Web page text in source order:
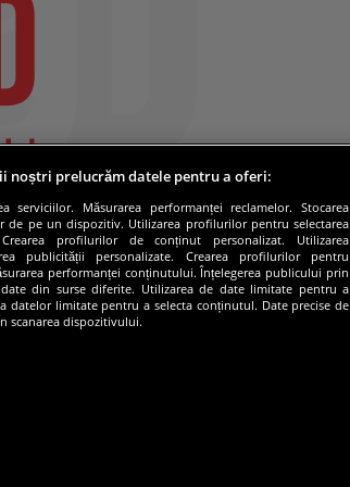
noștri prelucrăm datele pentru a oferi:
serviciilor. Măsurarea performanței reclamelor. Stocarea
de pe un dispozitiv. Utilizarea profilurilor pentru selectarea
profilurilor de conținut personalizat. Utilizarea
publicității personalizate. Crearea profilurilor pentru
performanței conținutului. Înțelegerea publicului prin
din surse diferite. Utilizarea de date limitate pentru a
datelor limitate pentru a selecta conținutul. Date precise de
scanarea dispozitivului.